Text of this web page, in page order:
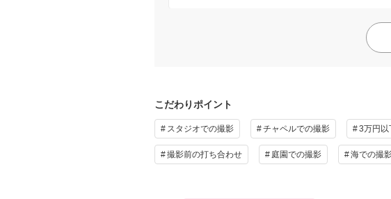
こだわりポイント
スタジオでの撮影 チャペルでの撮影 3万円以
撮影前の打ち合わせ 庭園での撮影 海での撮